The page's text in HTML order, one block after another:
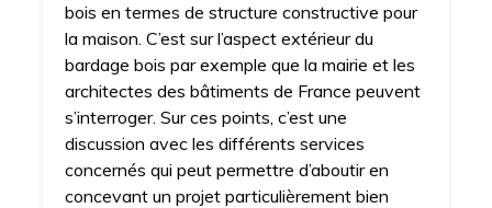
bois en termes de structure constructive pour
la maison. C’est sur l’aspect extérieur du
bardage bois par exemple que la mairie et les
architectes des bâtiments de France peuvent
s’interroger. Sur ces points, c’est une
discussion avec les différents services
concernés qui peut permettre d’aboutir en
concevant un projet particulièrement bien